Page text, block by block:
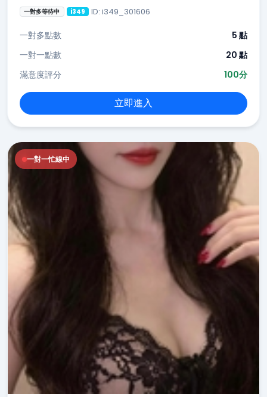
一對多等待中 i349 ID: i349_301606
一對多點數
5 點
一對一點數
20 點
滿意度評分
100分
立即進入
一對一忙線中